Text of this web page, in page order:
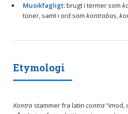
Musikfagligt:brugt i termer som
toner, samt i ord som kontrabas,
Etymologi
Kontrastammer fra latin contra“imod,